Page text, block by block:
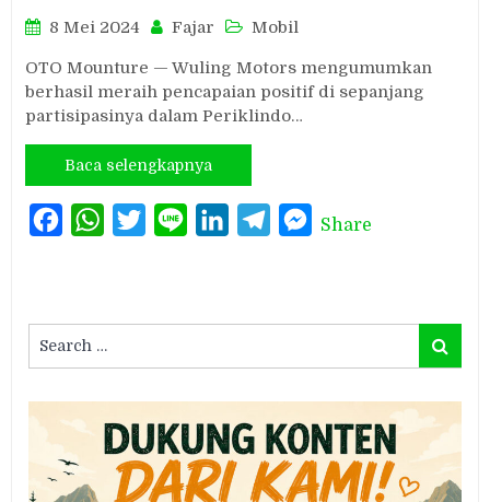
8 Mei 2024 Fajar Mobil
OTO Mounture — Wuling Motors mengumumkan
berhasil meraih pencapaian positif di sepanjang
partisipasinya dalam Periklindo…
Baca selengkapnya
FacebookWhatsAppTwitterLine LinkedInTelegramMessenger
Share
for:
Search